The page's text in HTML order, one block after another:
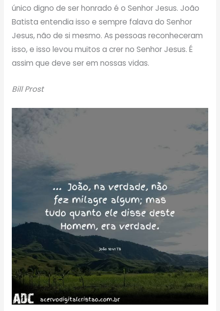
único digno de ser honrado é o Senhor Jesus. João
Batista entendia isso e sempre falava do Senhor
Jesus, não de si mesmo. As pessoas reconheceram
isso, e isso levou muitos a crer no Senhor Jesus. É
assim que deve ser em nossas vidas.
Bill Prost